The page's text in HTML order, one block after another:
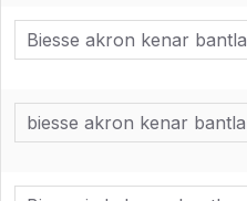
Biesse akron kenar
biesse akron kenar